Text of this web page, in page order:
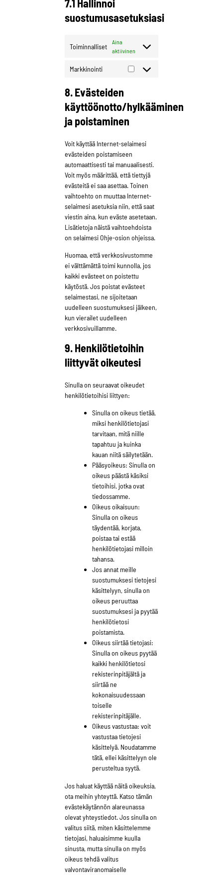
7.1 Hallinnoi
suostumusasetuksiasi
Toiminnalliset
Aina
aktiivinen
Markkinointi
Markkinointi
8. Evästeiden
käyttöönotto/hylkääminen
ja poistaminen
Voit käyttää Internet-selaimesi
evästeiden poistamiseen
automaattisesti tai manuaalisesti.
Voit myös määrittää, että tiettyjä
evästeitä ei saa asettaa. Toinen
vaihtoehto on muuttaa Internet-
selaimesi asetuksia niin, että saat
viestin aina, kun eväste asetetaan.
Lisätietoja näistä vaihtoehdoista
on selaimesi Ohje-osion ohjeissa.
Huomaa, että verkkosivustomme
ei välttämättä toimi kunnolla, jos
kaikki evästeet on poistettu
käytöstä. Jos poistat evästeet
selaimestasi, ne sijoitetaan
uudelleen suostumuksesi jälkeen,
kun vierailet uudelleen
verkkosivuillamme.
9. Henkilötietoihin
liittyvät oikeutesi
Sinulla on seuraavat oikeudet
henkilötietoihisi liittyen:
Sinulla on oikeus tietää,
miksi henkilötietojasi
tarvitaan, mitä niille
tapahtuu ja kuinka
kauan niitä säilytetään.
Pääsyoikeus: Sinulla on
oikeus päästä käsiksi
tietoihisi, jotka ovat
tiedossamme.
Oikeus oikaisuun:
Sinulla on oikeus
täydentää, korjata,
poistaa tai estää
henkilötietojasi milloin
tahansa.
Jos annat meille
suostumuksesi tietojesi
käsittelyyn, sinulla on
oikeus peruuttaa
suostumuksesi ja pyytää
henkilötietosi
poistamista.
Oikeus siirtää tietojasi:
Sinulla on oikeus pyytää
kaikki henkilötietosi
rekisterinpitäjältä ja
siirtää ne
kokonaisuudessaan
toiselle
rekisterinpitäjälle.
Oikeus vastustaa: voit
vastustaa tietojesi
käsittelyä. Noudatamme
tätä, ellei käsittelyyn ole
perusteltua syytä.
Jos haluat käyttää näitä oikeuksia,
ota meihin yhteyttä. Katso tämän
evästekäytännön alareunassa
olevat yhteystiedot. Jos sinulla on
valitus siitä, miten käsittelemme
tietojasi, haluaisimme kuulla
sinusta, mutta sinulla on myös
oikeus tehdä valitus
valvontaviranomaiselle